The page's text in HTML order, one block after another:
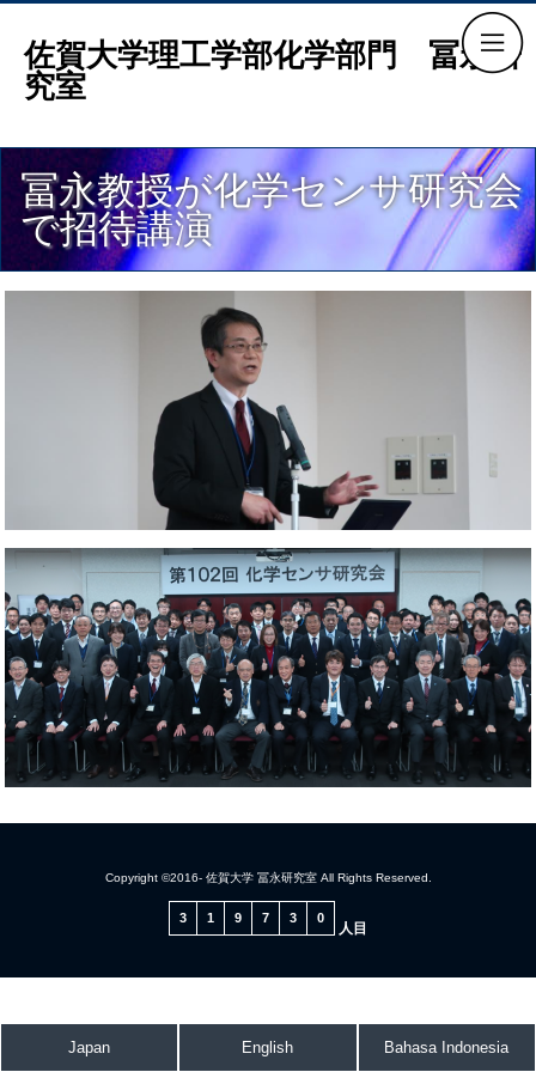
佐賀大学理工学部化学部門 冨永研
究室
Japan English Bahasa Indonesia
冨永教授が化学センサ研究会
で招待講演
Copyright ©2016- 佐賀大学 冨永研究室 All Rights Reserved.
3 1 9 7 3 0
人目